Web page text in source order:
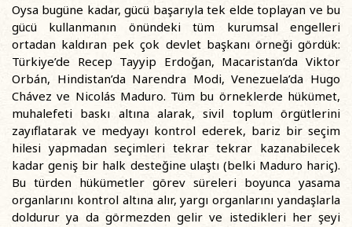
Oysa bugüne kadar, gücü başarıyla tek elde toplayan ve bu
gücü kullanmanın önündeki tüm kurumsal engelleri
ortadan kaldıran pek çok devlet başkanı örneği gördük:
Türkiye’de Recep Tayyip Erdoğan, Macaristan’da Viktor
Orbán, Hindistan’da Narendra Modi, Venezuela’da Hugo
Chávez ve Nicolás Maduro. Tüm bu örneklerde hükümet,
muhalefeti baskı altına alarak, sivil toplum örgütlerini
zayıflatarak ve medyayı kontrol ederek, bariz bir seçim
hilesi yapmadan seçimleri tekrar tekrar kazanabilecek
kadar geniş bir halk desteğine ulaştı (belki Maduro hariç).
Bu türden hükümetler görev süreleri boyunca yasama
organlarını kontrol altına alır, yargı organlarını yandaşlarla
doldurur ya da görmezden gelir ve istedikleri her şeyi